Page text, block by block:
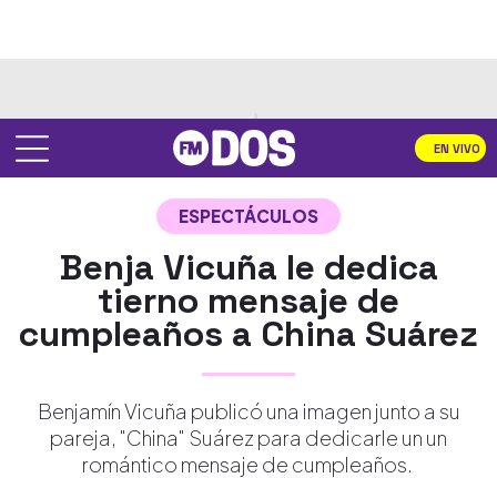
EN VIVO
ESPECTÁCULOS
Benja Vicuña le dedica
tierno mensaje de
cumpleaños a China Suárez
Benjamín Vicuña publicó una imagen junto a su
pareja, "China" Suárez para dedicarle un un
romántico mensaje de cumpleaños.